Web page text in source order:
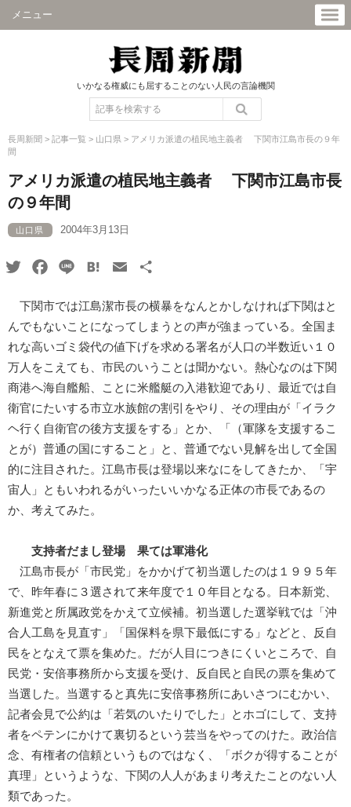
メニュー
いかなる権威にも屈することのない人民の言論機関
長周新聞 > 記事一覧 > 山口県 > アメリカ派遣の植民地主義者 下関市江島市長の９年
間
アメリカ派遣の植民地主義者 下関市江島市長
の９年間
山口県 2004年3月13日
TwitterFacebook
Line HatenaEmail
下関市では江島潔市長の横暴をなんとかしなければ下関はと
んでもないことになってしまうとの声が強まっている。全国ま
れな高いゴミ袋代の値下げを求める署名が人口の半数近い１０
万人をこえても、市民のいうことは聞かない。熱心なのは下関
商港へ海自艦船、ことに米艦艇の入港歓迎であり、最近では自
衛官にたいする市立水族館の割引をやり、その理由が「イラク
ヘ行く自衛官の後方支援をする」とか、「（軍隊を支援するこ
とが）普通の国にすること」と、普通でない見解を出して全国
的に注目された。江島市長は登場以来なにをしてきたか、「宇
宙人」ともいわれるがいったいいかなる正体の市長であるの
か、考えてみた。
支持者だまし登場 果ては軍港化
江島市長が「市民党」をかかげて初当選したのは１９９５年
で、昨年春に３選されて来年度で１０年目となる。日本新党、
新進党と所属政党をかえて立候補。初当選した選挙戦では「沖
合人工島を見直す」「国保料を県下最低にする」などと、反自
民をとなえて票を集めた。だが人目につきにくいところで、自
民党・安倍事務所から支援を受け、反自民と自民の票を集めて
当選した。当選すると真先に安倍事務所にあいさつにむかい、
記者会見で公約は「若気のいたりでした」とホゴにして、支持
者をペテンにかけて裏切るという芸当をやってのけた。政治信
念、有権者の信頼というものではなく、「ボクが得することが
真理」というような、下関の人人があまり考えたことのない人
類であった。